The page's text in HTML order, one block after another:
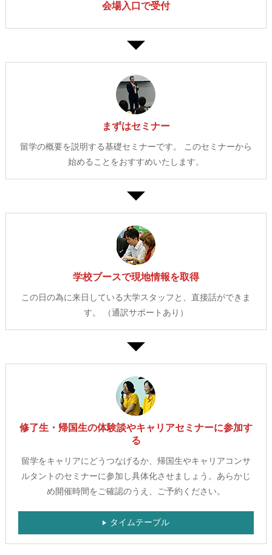
会場入口で受付
まずはセミナー
留学の概要を説明する基礎セミナーです。
このセミナーから
始めることをおすすめいたします。
学校ブースで現地情報を取得
この日の為に来日している大学スタッフと、直接話ができま
す。
（通訳サポートあり）
修了生・帰国生の体験談やキャリアセミナーに参加す
る
留学をキャリアにどうつなげるか、 帰国生やキャリアコンサ
ルタントのセミナーに参加し具体化させましょう。 あらかじ
め開催時間をご確認のうえ、ご予約ください。
タイムテーブル